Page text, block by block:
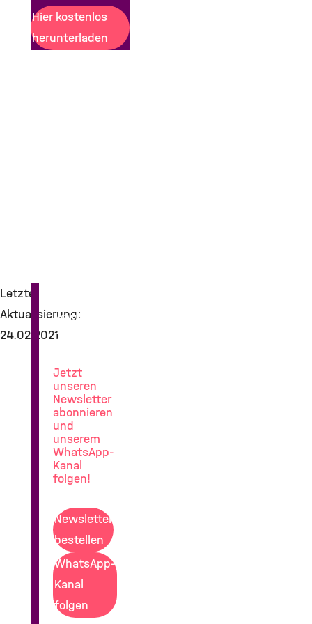
Hier kostenlos
herunterladen
Letzte
Aktualisierung:
24.02.2021
News
aus
der
Jetzt
unseren
Newsletter
abonnieren
und
unserem
WhatsApp-
Kanal
folgen!
Newsletter
bestellen
WhatsApp-
Kanal
folgen